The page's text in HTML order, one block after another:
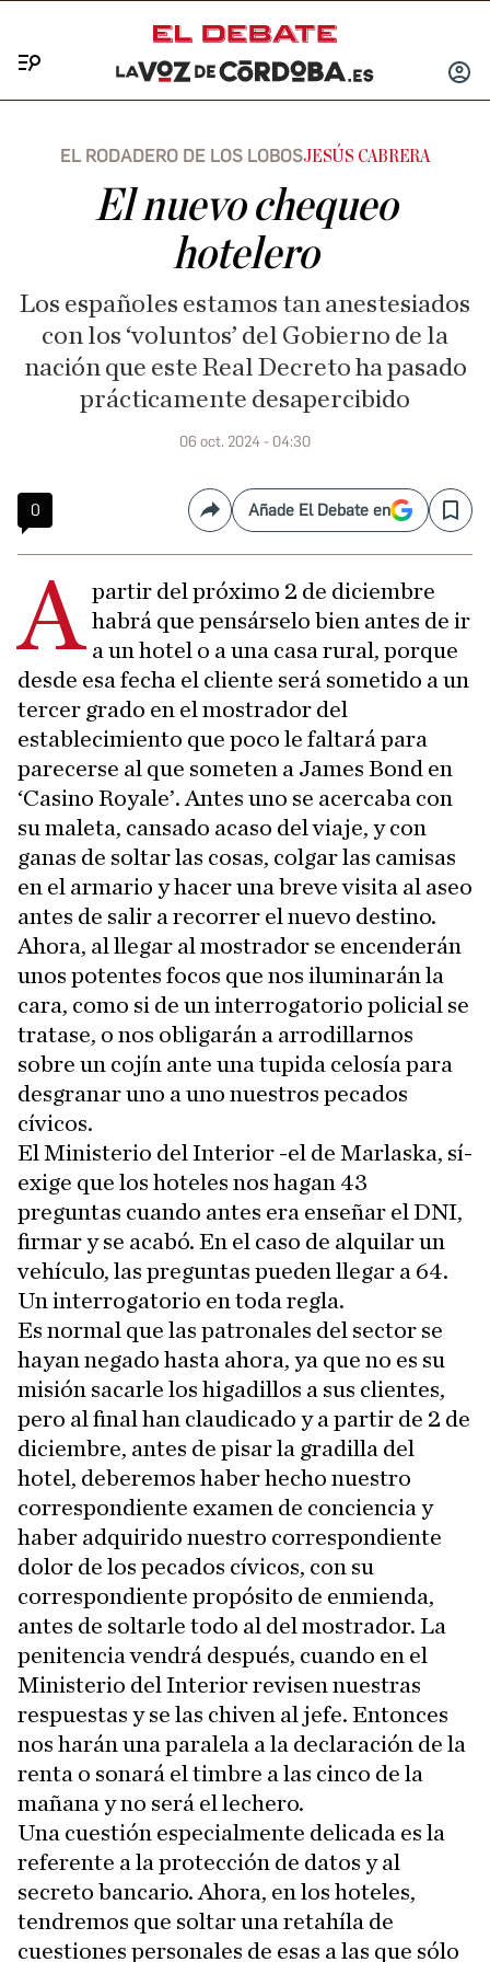
INICIAR
EL RODADERO DE LOS LOBOSJESÚS CABRERA
El nuevo chequeo
hotelero
Los españoles estamos tan anestesiados
con los ‘voluntos’ del Gobierno de la
nación que este Real Decreto ha pasado
prácticamente desapercibido
06 oct. 2024 - 04:30
0 CompartirAñade El Debate en Save
A partir del próximo 2 de diciembre
habrá que pensárselo bien antes de ir
a un hotel o a una casa rural, porque
desde esa fecha el cliente será sometido a un
tercer grado en el mostrador del
establecimiento que poco le faltará para
parecerse al que someten a James Bond en
‘Casino Royale’. Antes uno se acercaba con
su maleta, cansado acaso del viaje, y con
ganas de soltar las cosas, colgar las camisas
en el armario y hacer una breve visita al aseo
antes de salir a recorrer el nuevo destino.
Ahora, al llegar al mostrador se encenderán
unos potentes focos que nos iluminarán la
cara, como si de un interrogatorio policial se
tratase, o nos obligarán a arrodillarnos
sobre un cojín ante una tupida celosía para
desgranar uno a uno nuestros pecados
cívicos.
El Ministerio del Interior -el de Marlaska, sí-
exige que los hoteles nos hagan 43
preguntas cuando antes era enseñar el DNI,
firmar y se acabó. En el caso de alquilar un
vehículo, las preguntas pueden llegar a 64.
Un interrogatorio en toda regla.
Es normal que las patronales del sector se
hayan negado hasta ahora, ya que no es su
misión sacarle los higadillos a sus clientes,
pero al final han claudicado y a partir de 2 de
diciembre, antes de pisar la gradilla del
hotel, deberemos haber hecho nuestro
correspondiente examen de conciencia y
haber adquirido nuestro correspondiente
dolor de los pecados cívicos, con su
correspondiente propósito de enmienda,
antes de soltarle todo al del mostrador. La
penitencia vendrá después, cuando en el
Ministerio del Interior revisen nuestras
respuestas y se las chiven al jefe. Entonces
nos harán una paralela a la declaración de la
renta o sonará el timbre a las cinco de la
mañana y no será el lechero.
Una cuestión especialmente delicada es la
referente a la protección de datos y al
secreto bancario. Ahora, en los hoteles,
tendremos que soltar una retahíla de
cuestiones personales de esas a las que sólo